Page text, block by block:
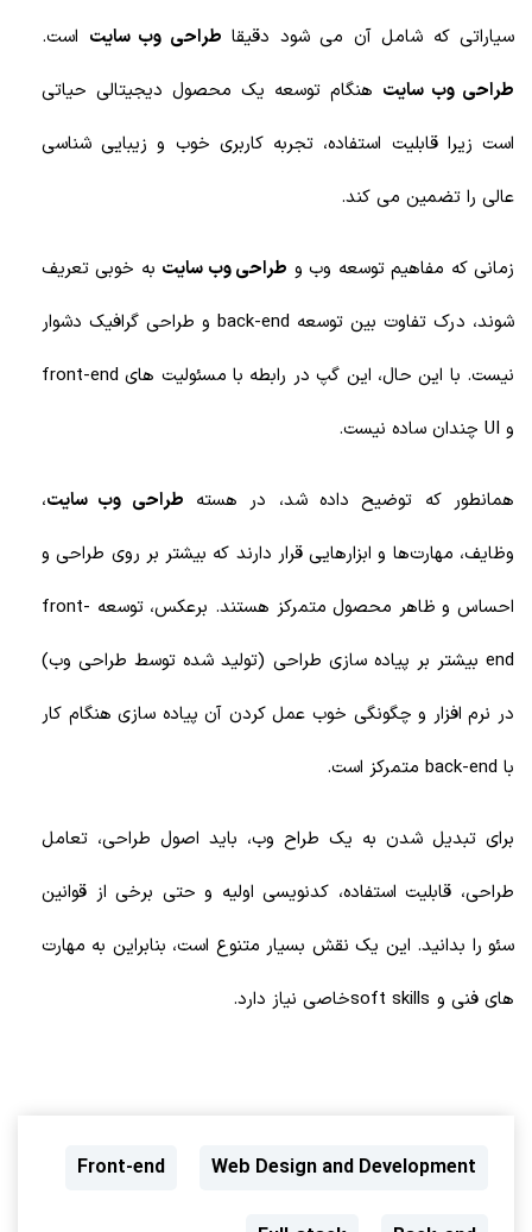
سیاراتی که شامل آن می شود دقیقا طراحی وب سایت است.
طراحی وب سایت هنگام توسعه یک محصول دیجیتالی حیاتی
است زیرا قابلیت استفاده، تجربه کاربری خوب و زیبایی شناسی
عالی را تضمین می کند.
زمانی که مفاهیم توسعه وب و طراحی وب سایت به خوبی تعریف
شوند، درک تفاوت بین توسعه back-end و طراحی گرافیک دشوار
نیست. با این حال، این گپ در رابطه با مسئولیت های front-end
و UI چندان ساده نیست.
همانطور که توضیح داده شد، در هسته طراحی وب سایت،
وظایف، مهارت‌ها و ابزارهایی قرار دارند که بیشتر بر روی طراحی و
احساس و ظاهر محصول متمرکز هستند. برعکس، توسعه front-
end بیشتر بر پیاده سازی طراحی (تولید شده توسط طراحی وب)
در نرم افزار و چگونگی خوب عمل کردن آن پیاده سازی هنگام کار
با back-end متمرکز است.
برای تبدیل شدن به یک طراح وب، باید اصول طراحی، تعامل
طراحی، قابلیت استفاده، کدنویسی اولیه و حتی برخی از قوانین
سئو را بدانید. این یک نقش بسیار متنوع است، بنابراین به مهارت
های فنی و soft skillsخاصی نیاز دارد.
Web Design and Development
Front-end